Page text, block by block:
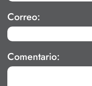
Correo:
Comentario: